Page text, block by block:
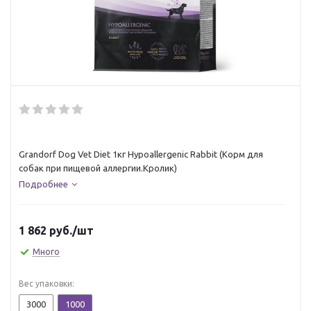
Grandorf Dog Vet Diet 1кг Hypoallergenic Rabbit (Корм для
собак при пищевой аллергии.Кролик)
Подробнее
1 862 руб./шт
Много
Вес упаковки:
3000 1000